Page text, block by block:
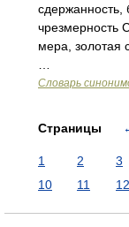
сдержанность,
чрезмерность
мера, золотая
Словарь
Страницы
1 2 3
10
11 12